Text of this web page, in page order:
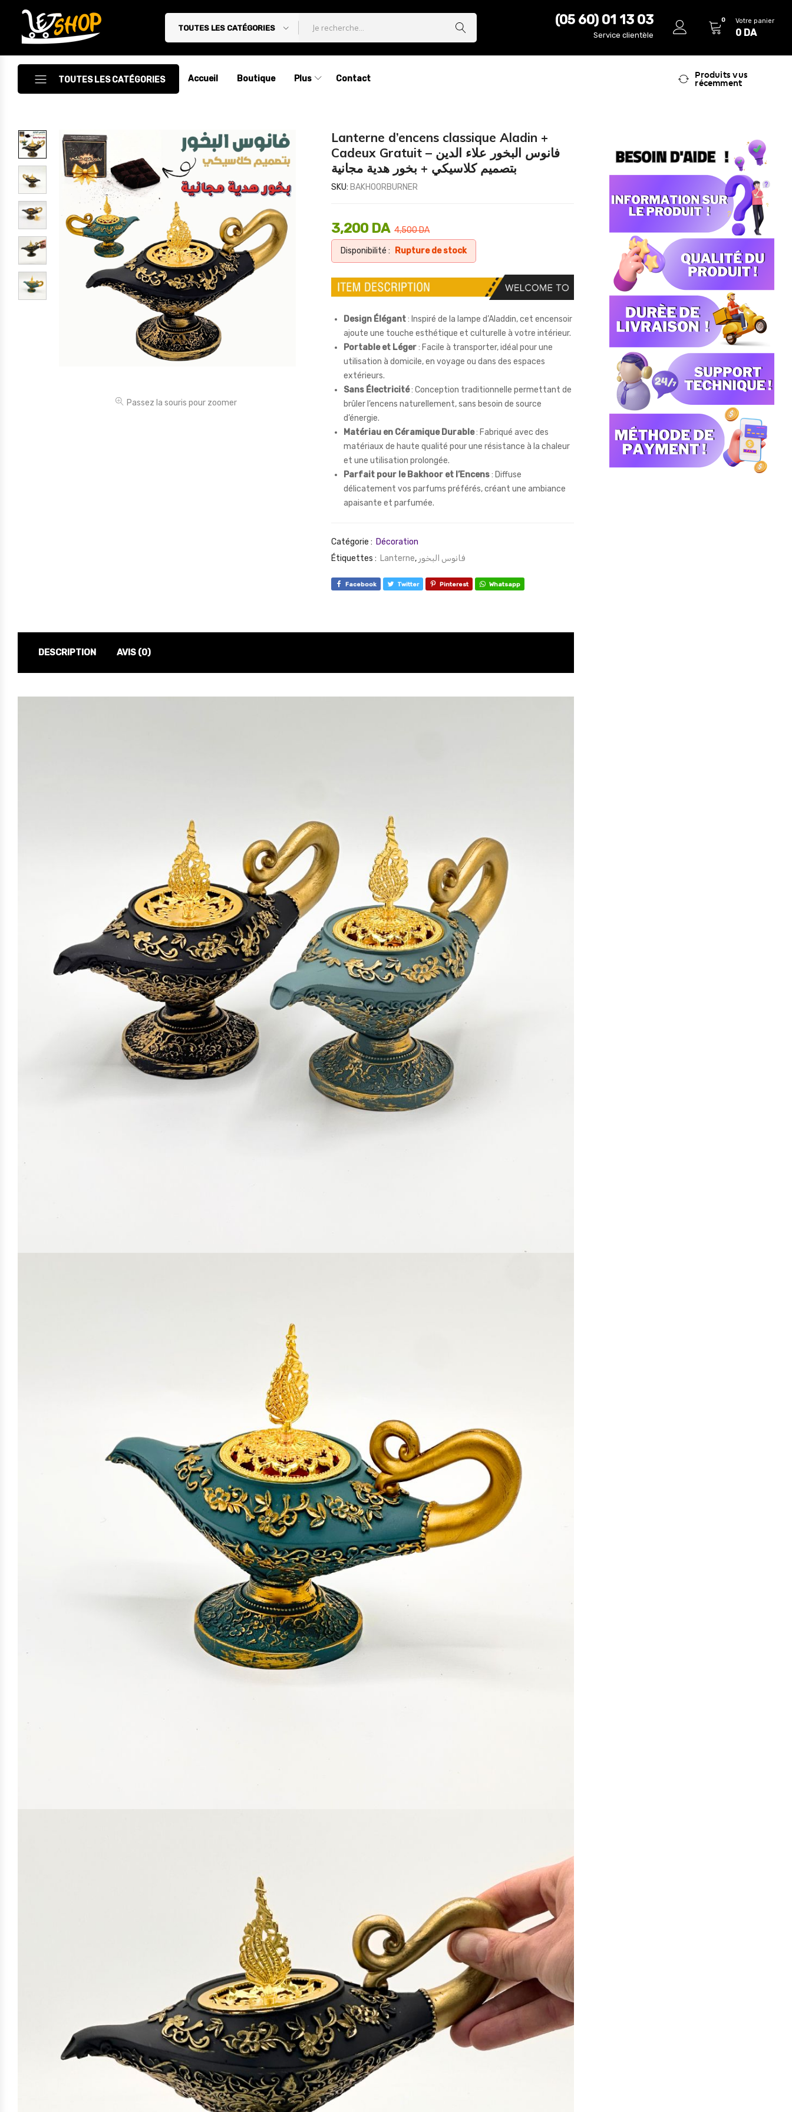
Letshop.dz
TOUTES LES CATÉGORIES
(05 60) 01 13 03
Service clientèle
0 Votre panier
0 DA
TOUTES LES CATÉGORIES
Accessoires
Accessoires Auto/Moto
Accessoires PC
Camping & Randonnée
Cuisine
Décoration
Electroménager
Électronique
Jouets
Accueil Boutique Plus Contact
Produits vus
récemment
Passez la souris pour zoomer
Lanterne d’encens classique Aladin +
Cadeux Gratuit – فانوس البخور علاء الدين
بتصميم كلاسيكي + بخور هدية مجانية
SKU: BAKHOORBURNER
4,500DA
3,200 DA
Disponibilité : Rupture de stock
Design Élégant: Inspiré de la lampe d’Aladdin, cet encensoir
ajoute une touche esthétique et culturelle à votre intérieur.
Portable et Léger: Facile à transporter, idéal pour une
utilisation à domicile, en voyage ou dans des espaces
extérieurs.
Sans Électricité: Conception traditionnelle permettant de
brûler l’encens naturellement, sans besoin de source
d’énergie.
Matériau en Céramique Durable: Fabriqué avec des
matériaux de haute qualité pour une résistance à la chaleur
et une utilisation prolongée.
Parfait pour le Bakhoor et l’Encens: Diffuse
délicatement vos parfums préférés, créant une ambiance
apaisante et parfumée.
Catégorie : Décoration
Étiquettes : Lanterne, فانوس البخور
Facebook Twitter Pinterest Whatsapp
DESCRIPTION AVIS (0)